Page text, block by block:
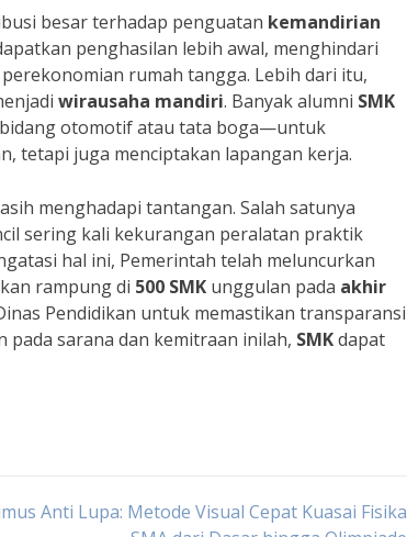
besar terhadap penguatan kemandirian
penghasilan lebih awal, menghindari
rumah tangga. Lebih dari itu,
wirausaha mandiri. Banyak alumni SMK
otomotif atau tata boga—untuk
tetapi juga menciptakan lapangan kerja.
menghadapi tantangan. Salah satunya
sering kali kekurangan peralatan praktik
hal ini, Pemerintah telah meluncurkan
rampung di 500 SMK unggulan pada akhir
Pendidikan untuk memastikan transparansi
sarana dan kemitraan inilah, SMKdapat
Anti Lupa: Metode Visual Cepat Kuasai Fisika